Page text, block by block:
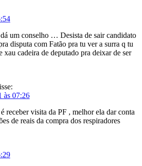
um conselho … Desista de sair candidato
disputa com Fatão pra tu ver a surra q tu
cadeira de deputado pra deixar de ser
às 07:26
receber visita da PF , melhor ela dar conta
de reais da compra dos respiradores